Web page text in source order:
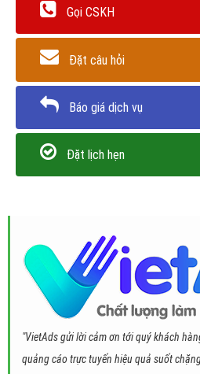
Gọi CSKH
Đặt câu hỏi
Báo giá dịch vụ
Đặt lịch hẹn
"VietAds gửi lời cảm ơn tới quý khách
quảng cáo trực tuyến hiệu quả suốt